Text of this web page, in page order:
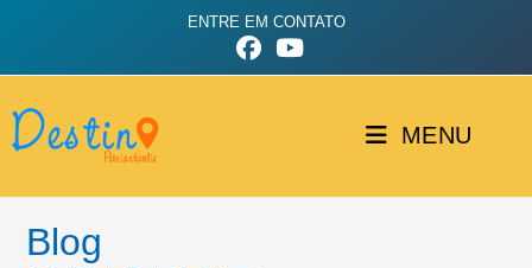
ENTRE EM CONTATO
MENU
Blog